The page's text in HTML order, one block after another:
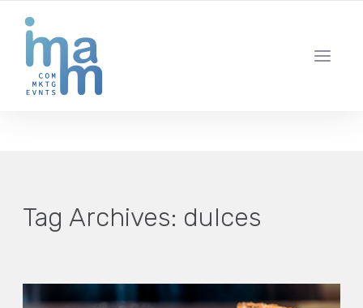
IBIZA · MADRID · BARCELONA
Tag Archives: dulces